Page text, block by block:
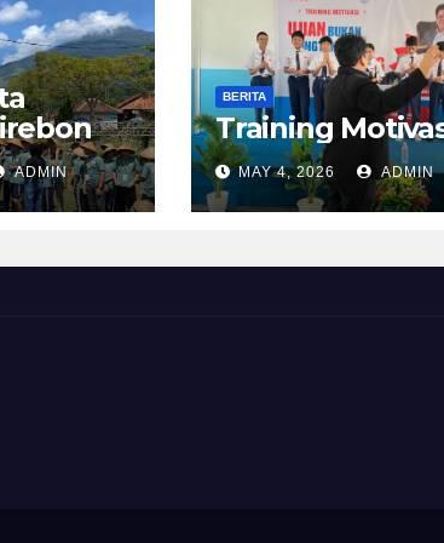
ADMIN
BERITA
Training
MAY 4, 2026 ADMIN